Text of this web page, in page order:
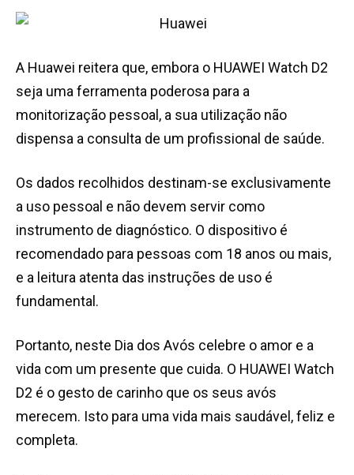
A Huawei reitera que, embora o HUAWEI Watch D2
seja uma ferramenta poderosa para a
monitorização pessoal, a sua utilização não
dispensa a consulta de um profissional de saúde.
Os dados recolhidos destinam-se exclusivamente
a uso pessoal e não devem servir como
instrumento de diagnóstico. O dispositivo é
recomendado para pessoas com 18 anos ou mais,
e a leitura atenta das instruções de uso é
fundamental.
Portanto, neste Dia dos Avós celebre o amor e a
vida com um presente que cuida. O HUAWEI Watch
D2 é o gesto de carinho que os seus avós
merecem. Isto para uma vida mais saudável, feliz e
completa.